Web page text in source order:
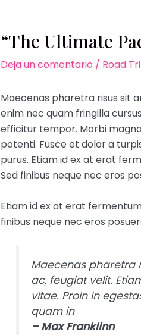
“The Ultimate
Deja un comentario / Road
Maecenas pharetra risus sit
enim nec quam fringilla
efficitur tempor. Morbi
potenti. Fusce et dolor a
purus. Etiam id ex at erat
Sed finibus neque nec eros
Etiam id ex at erat
finibus neque nec eros
Maecenas pharetra
ac, feugiat velit.
vitae. Proin in
quam in
– Max Franklinn